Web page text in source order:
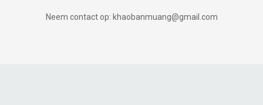
Neem contact op: khaobanmuang@gmail.com